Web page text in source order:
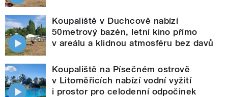
Koupaliště v Duchcově nabízí
50metrový bazén, letní kino přímo
v areálu a klidnou atmosféru bez davů
Koupaliště na Písečném ostrově
v Litoměřicích nabízí vodní vyžití
i prostor pro celodenní odpočinek